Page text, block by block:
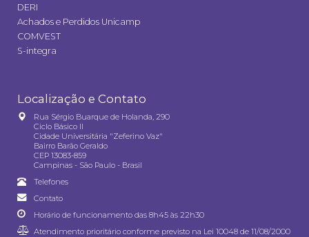
DERI
Achados e Perdidos Unicamp
COMVEST
S-integra
Localização e Contato
Rua Sérgio Buarque de Holanda, 290
Ciclo Básico II
Cidade Universitária "Zeferino Vaz"
Bairro Barão Geraldo
CEP 13083-859
Campinas - São Paulo - Brasil
Telefones
Contato
Horário de funcionamento das 8h45 às 22h30
Atendimento prioritário conforme previsto na Lei 10048 de 11/08/2000